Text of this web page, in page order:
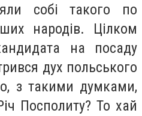
собі такого по
народів. Цілком
на посаду
дух польського
з такими думками,
Посполиту? То хай